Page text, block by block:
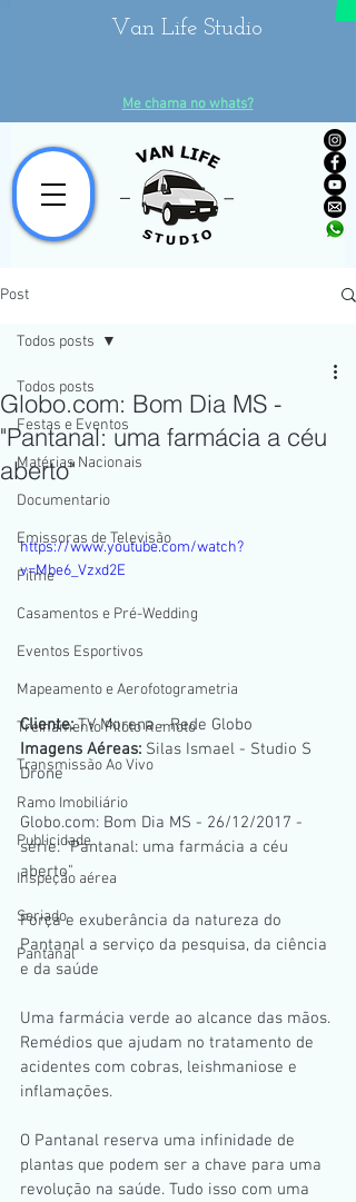
Van Life Studio
Me chama no whats?
Post
Todos posts
Festas e Eventos
Matérias Nacionais
Documentario
Emissoras de Televisão
Filme
Casamentos e Pré-Wedding
Eventos Esportivos
Mapeamento e Aerofotogrametria
Treinamento Piloto Remoto
Transmissão Ao Vivo
Ramo Imobiliário
Publicidade
Inspeção aérea
Seriado
Pantanal
Todos posts
Globo.com: Bom Dia MS -
"Pantanal: uma farmácia a céu
aberto"
https://www.youtube.com/watch?
v=Mbe6_Vzxd2E
Cliente: TV Morena - Rede Globo
Imagens Aéreas: Silas Ismael - Studio S
Drone
Globo.com: Bom Dia MS - 26/12/2017 -
série: "Pantanal: uma farmácia a céu
aberto"
Força e exuberância da natureza do
Pantanal a serviço da pesquisa, da ciência
e da saúde
Uma farmácia verde ao alcance das mãos.
Remédios que ajudam no tratamento de
acidentes com cobras, leishmaniose e
inflamações.
O Pantanal reserva uma infinidade de
plantas que podem ser a chave para uma
revolução na saúde. Tudo isso com uma